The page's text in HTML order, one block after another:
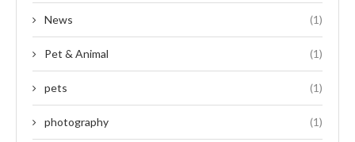
News (1)
Pet & Animal (1)
pets (1)
photography (1)